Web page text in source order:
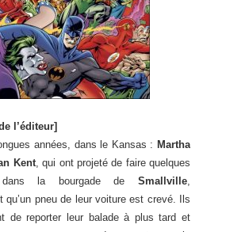
l’éditeur]
années, dans le Kansas : Martha
Kent, qui ont projeté de faire quelques
dans la bourgade de Smallville,
qu’un pneu de leur voiture est crevé. Ils
de reporter leur balade à plus tard et